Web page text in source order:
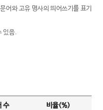
어와 고유 명사의 띄어쓰기를 표기
있음.
수 비율(%)